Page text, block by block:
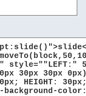
style=""LEFT:"
30px 30px
HEIGHT: 30px;
background-